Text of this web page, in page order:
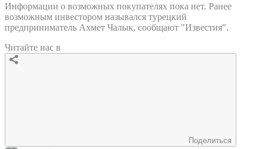
Информации о возможных покупателях пока нет. Ранее
возможным инвестором назывался турецкий
предприниматель Ахмет Чалык, сообщают "Известия".
Читайте нас в
Поделиться